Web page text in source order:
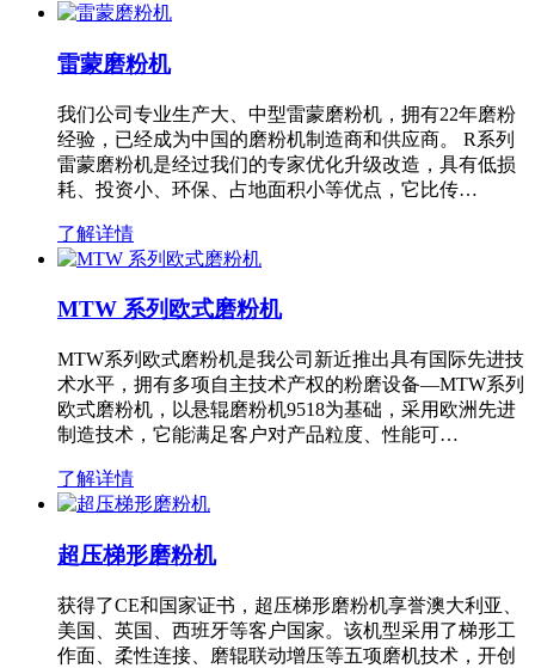
雷蒙磨粉机
我们公司专业生产大、中型雷蒙磨粉机，拥有22年磨粉
经验，已经成为中国的磨粉机制造商和供应商。 R系列
雷蒙磨粉机是经过我们的专家优化升级改造，具有低损
耗、投资小、环保、占地面积小等优点，它比传…
了解详情
MTW 系列欧式磨粉机
MTW系列欧式磨粉机是我公司新近推出具有国际先进技
术水平，拥有多项自主技术产权的粉磨设备—MTW系列
欧式磨粉机，以悬辊磨粉机9518为基础，采用欧洲先进
制造技术，它能满足客户对产品粒度、性能可…
了解详情
超压梯形磨粉机
获得了CE和国家证书，超压梯形磨粉机享誉澳大利亚、
美国、英国、西班牙等客户国家。该机型采用了梯形工
作面、柔性连接、磨辊联动增压等五项磨机技术，开创